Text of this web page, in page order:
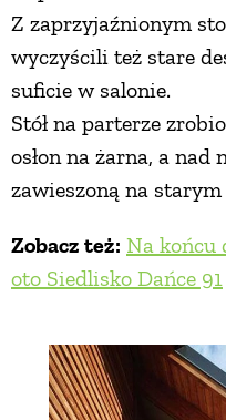
Z zaprzyjaźnionym
wyczyścili też stare
suficie w salonie.
Stół na parterze
osłon na żarna, a
zawieszoną na
Zobacz też: Na końcu
oto Siedlisko Dańce 91